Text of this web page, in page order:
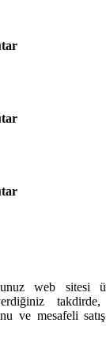
web sitesi
ve mesafeli